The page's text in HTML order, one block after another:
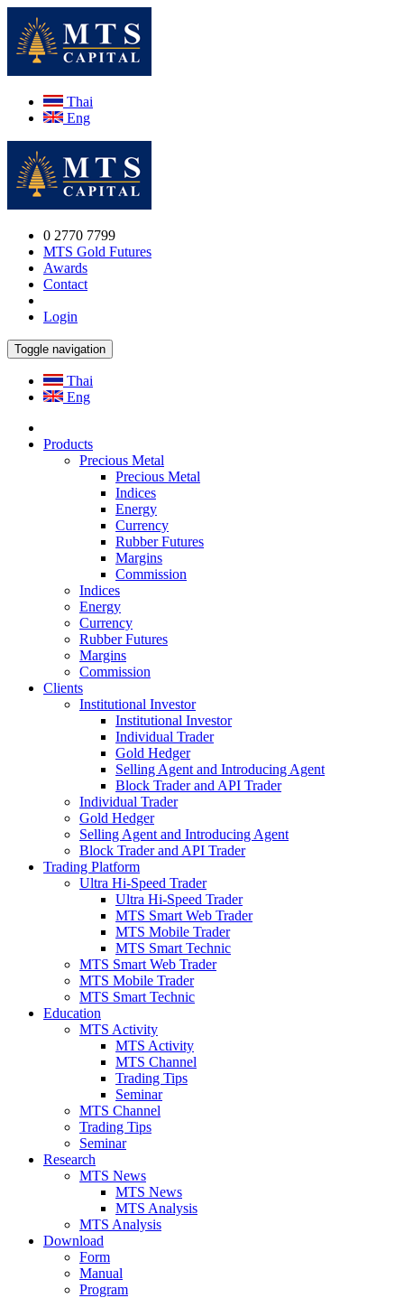
Thai
Eng
0 2770 7799
MTS Gold Futures
Awards
Contact
Login
Toggle navigation
Thai
Eng
Products
Precious Metal
Precious Metal
Indices
Energy
Currency
Rubber Futures
Margins
Commission
Indices
Energy
Currency
Rubber Futures
Margins
Commission
Clients
Institutional Investor
Institutional Investor
Individual Trader
Gold Hedger
Selling Agent and Introducing Agent
Block Trader and API Trader
Individual Trader
Gold Hedger
Selling Agent and Introducing Agent
Block Trader and API Trader
Trading Platform
Ultra Hi-Speed Trader
Ultra Hi-Speed Trader
MTS Smart Web Trader
MTS Mobile Trader
MTS Smart Technic
MTS Smart Web Trader
MTS Mobile Trader
MTS Smart Technic
Education
MTS Activity
MTS Activity
MTS Channel
Trading Tips
Seminar
MTS Channel
Trading Tips
Seminar
Research
MTS News
MTS News
MTS Analysis
MTS Analysis
Download
Form
Manual
Program